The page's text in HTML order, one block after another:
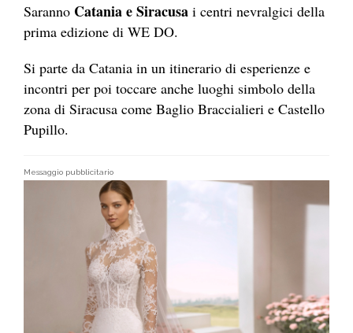
Saranno Catania e Siracusa i centri nevralgici della
prima edizione di WE DO.
Si parte da Catania in un itinerario di esperienze e
incontri per poi toccare anche luoghi simbolo della
zona di Siracusa come Baglio Braccialieri e Castello
Pupillo.
Messaggio pubblicitario